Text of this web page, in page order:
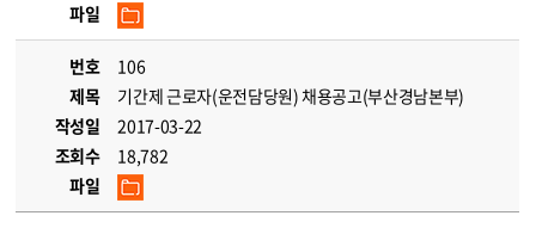
파일
번호
106
제목
기간제 근로자(운전담당원) 채용공고(부산경남본부)
작성일
2017-03-22
조회수
18,782
파일